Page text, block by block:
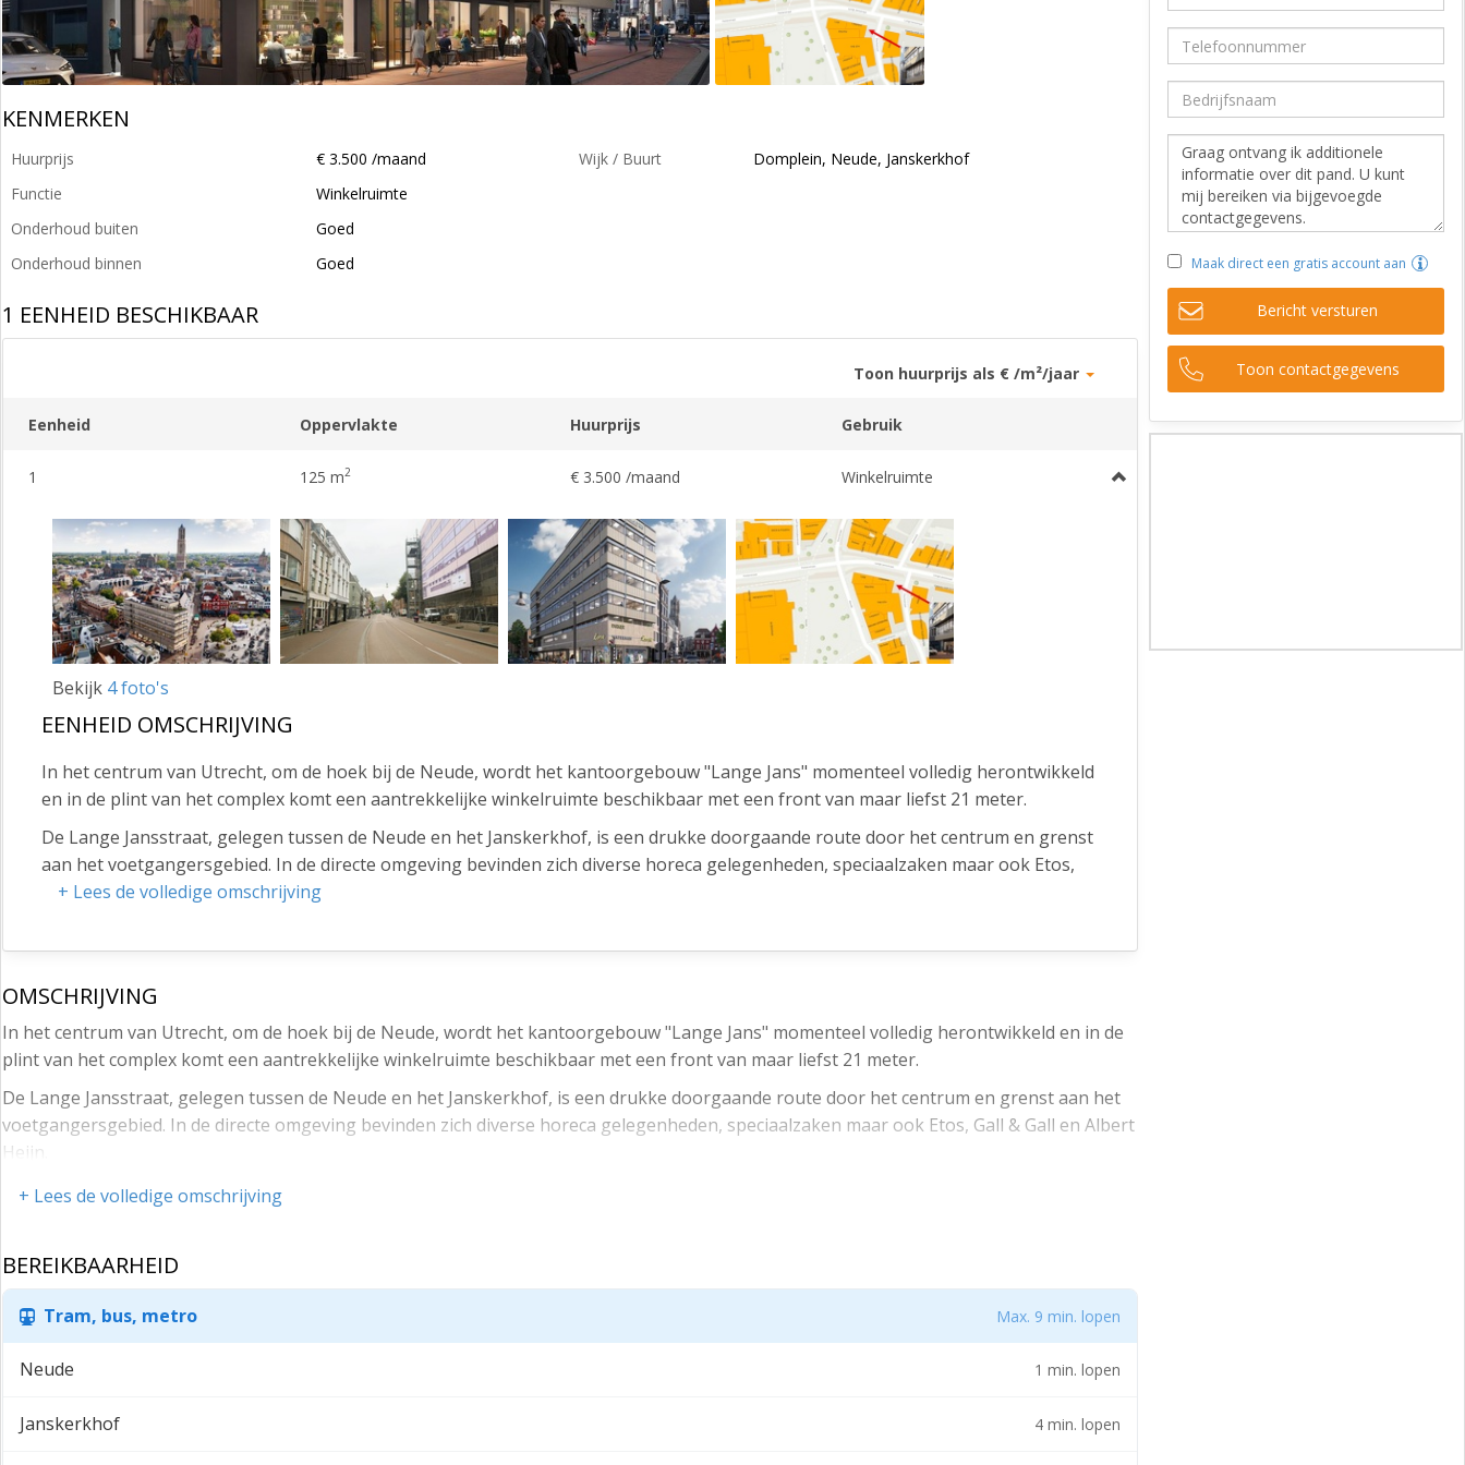
KENMERKEN
Huurprijs
€ 3.500 /maand
Functie
Winkelruimte
Onderhoud buiten
Goed
Onderhoud binnen
Goed
Wijk / Buurt Domplein, Neude, Janskerkhof
1 EENHEID BESCHIKBAAR
Toon huurprijs als € /m²/jaar
Eenheid Oppervlakte Huurprijs Gebruik
1 125 m2 € 3.500 /maand Winkelruimte
Bekijk 4 foto's
EENHEID OMSCHRIJVING
In het centrum van Utrecht, om de hoek bij de Neude, wordt het kantoorgebouw "Lange Jans" momenteel volledig herontwikkeld
en in de plint van het complex komt een aantrekkelijke winkelruimte beschikbaar met een front van maar liefst 21 meter.
De Lange Jansstraat, gelegen tussen de Neude en het Janskerkhof, is een drukke doorgaande route door het centrum en grenst
aan het voetgangersgebied. In de directe omgeving bevinden zich diverse horeca gelegenheden, speciaalzaken maar ook Etos,
Gall & Gall en Albert Heijn.
ca. 35 m² gelegen in de kelder
Frontbreedte
Opleveringsniveau
Huurprijs
Servicekosten
Er zijn geen servicekosten, de winkel beschikt over een eigen aansluiting voor elektriciteit en water.
Huurtermijn
Huurbetaling
+ Lees de volledige omschrijving
OMSCHRIJVING
In het centrum van Utrecht, om de hoek bij de Neude, wordt het kantoorgebouw "Lange Jans" momenteel volledig herontwikkeld en in de
plint van het complex komt een aantrekkelijke winkelruimte beschikbaar met een front van maar liefst 21 meter.
De Lange Jansstraat, gelegen tussen de Neude en het Janskerkhof, is een drukke doorgaande route door het centrum en grenst aan het
voetgangersgebied. In de directe omgeving bevinden zich diverse horeca gelegenheden, speciaalzaken maar ook Etos, Gall & Gall en Albert
Heijn.
Vloeroppervlak (BVO)
ca. 35 m² gelegen in de kelder
Frontbreedte
ruim. 21 meter (bruto)
Opleveringsniveau
De winkelruimte wordt casco verhuurd.
+ Lees de volledige omschrijving
BEREIKBAARHEID
Tram, bus, metro Max. 9 min. lopen
Neude 1 min. lopen
Janskerkhof 4 min. lopen
Maak direct een gratis account aan
Bericht versturen
Toon contactgegevens